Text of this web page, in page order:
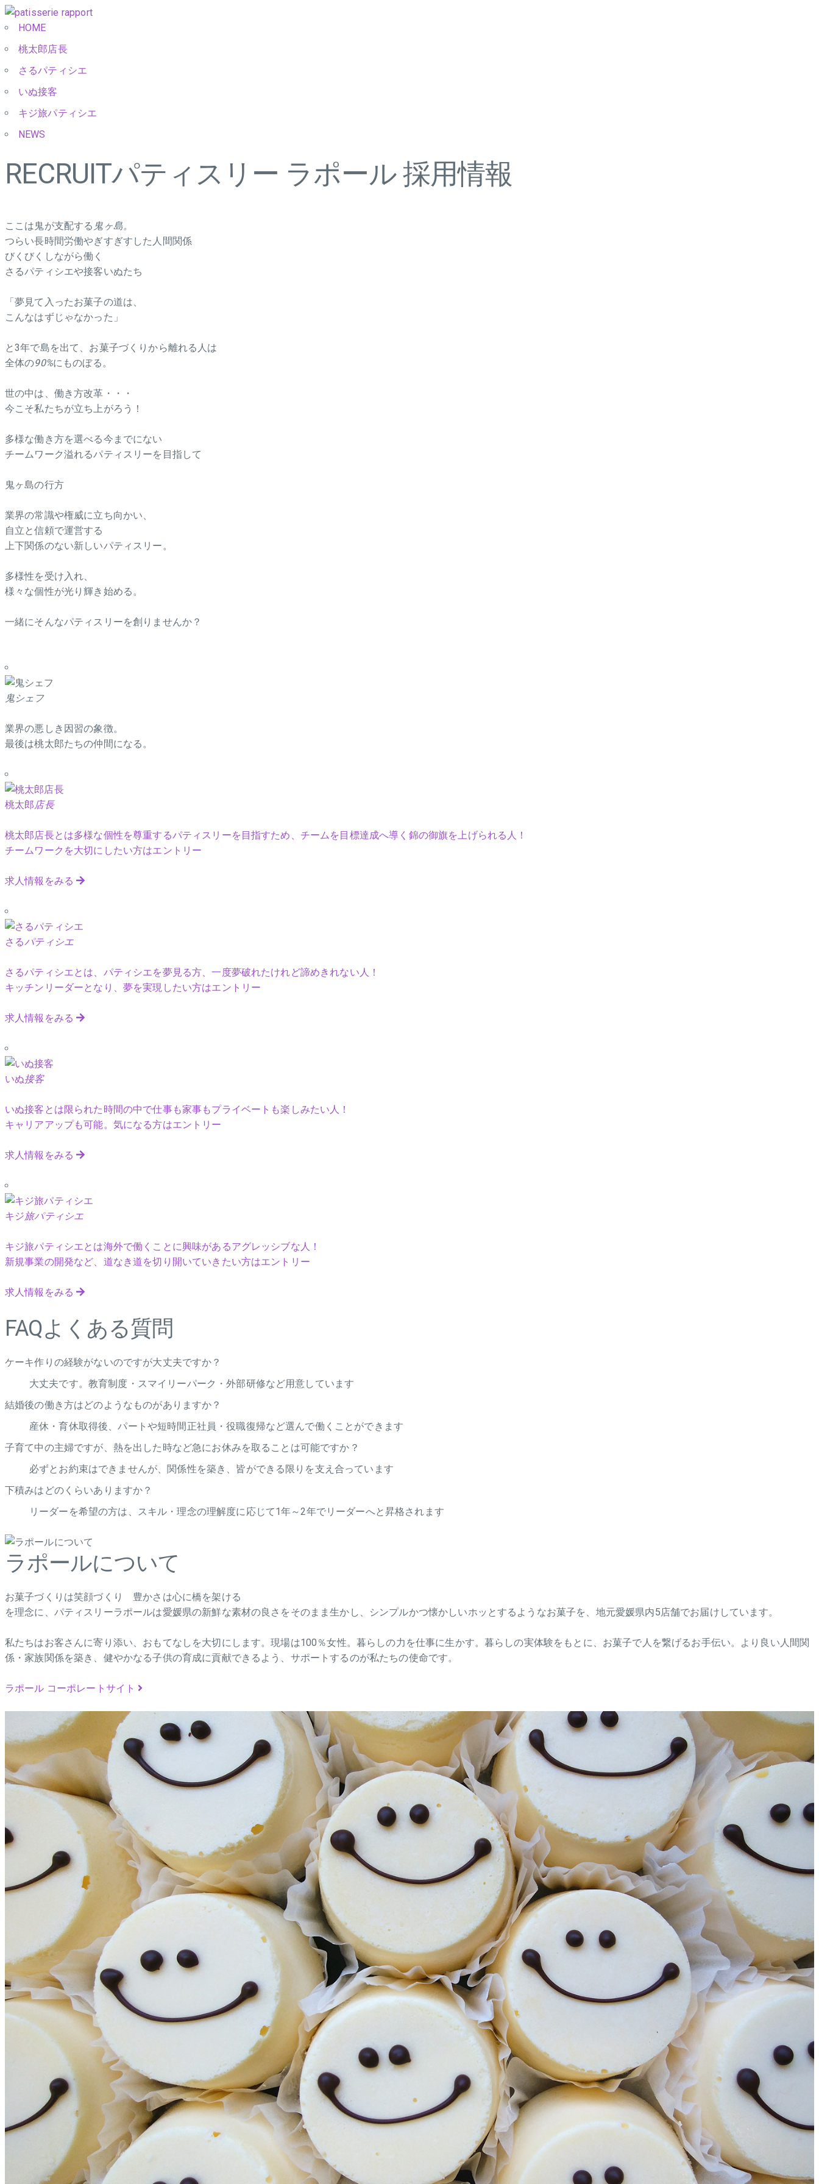
HOME
桃太郎店長
さるパティシエ
いぬ接客
キジ旅パティシエ
NEWS
RECRUITパティスリー ラポール 採用情報
ここは鬼が支配する 鬼ヶ島。
つらい長時間労働やぎすぎすした人間関係
びくびくしながら働く
さるパティシエや接客いぬたち
「夢見て入ったお菓子の道は、
こんなはずじゃなかった」
と3年で島を出て、お菓子づくりから離れる人は
全体の90%にものぼる。
世の中は、働き方改革・・・
今こそ私たちが立ち上がろう！
多様な働き方を選べる今までにない
チームワーク溢れるパティスリーを目指して
鬼ヶ島の行方
業界の常識や権威に立ち向かい、
自立と信頼で運営する
上下関係のない新しいパティスリー。
多様性を受け入れ、
様々な個性が光り輝き始める。
一緒にそんなパティスリーを創りませんか？
鬼シェフ
業界の悪しき因習の象徴。
最後は桃太郎たちの仲間になる。
桃太郎店長
桃太郎店長とは多様な個性を尊重するパティスリーを目指すため、チームを目標達成へ導く錦の御旗を上げられる人！
チームワークを大切にしたい方はエントリー
求人情報をみる
さるパティシエ
さるパティシエとは、パティシエを夢見る方、一度夢破れたけれど諦めきれない人！
キッチンリーダーとなり、夢を実現したい方はエントリー
求人情報をみる
いぬ接客
いぬ接客とは限られた時間の中で仕事も家事もプライベートも楽しみたい人！
キャリアアップも可能。気になる方はエントリー
求人情報をみる
キジ旅パティシエ
キジ旅パティシエとは海外で働くことに興味があるアグレッシブな人！
新規事業の開発など、道なき道を切り開いていきたい方はエントリー
求人情報をみる
FAQよくある質問
ケーキ作りの経験がないのですが大丈夫ですか？
大丈夫です。教育制度・スマイリーパーク・外部研修など用意しています
結婚後の働き方はどのようなものがありますか？
産休・育休取得後、パートや短時間正社員・役職復帰など選んで働くことができます
子育て中の主婦ですが、熱を出した時など急にお休みを取ることは可能ですか？
必ずとお約束はできませんが、関係性を築き、皆ができる限りを支え合っています
下積みはどのくらいありますか？
リーダーを希望の方は、スキル・理念の理解度に応じて1年～2年でリーダーへと昇格されます
ラポールについて
お菓子づくりは笑顔づくり 豊かさは心に橋を架ける
を理念に、パティスリーラポールは愛媛県の新鮮な素材の良さをそのまま生かし、シンプルかつ懐かしいホッとするようなお菓子を、地元愛媛県内5店舗でお届けしています。
私たちはお客さんに寄り添い、おもてなしを大切にします。現場は100％女性。暮らしの力を仕事に生かす。暮らしの実体験をもとに、お菓子で人を繋げるお手伝い。より良い人間関
係・家族関係を築き、健やかなる子供の育成に貢献できるよう、サポートするのが私たちの使命です。
ラポール コーポレートサイト